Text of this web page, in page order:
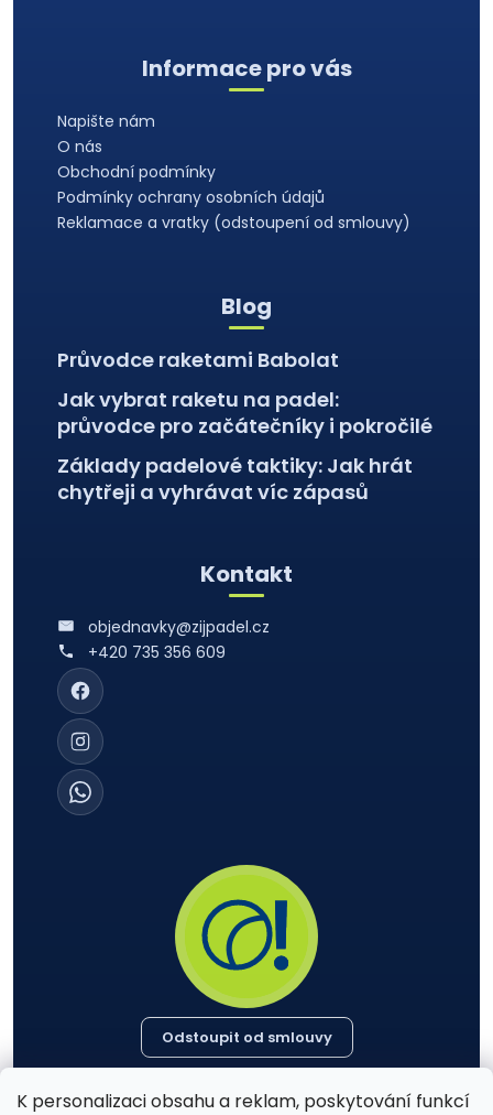
K personalizaci obsahu a reklam, poskytování funkcí
Informace pro vás
Napište nám
O nás
Obchodní podmínky
Podmínky ochrany osobních údajů
Reklamace a vratky (odstoupení od smlouvy)
Blog
Průvodce raketami Babolat
Jak vybrat raketu na padel:
průvodce pro začátečníky i pokročilé
Základy padelové taktiky: Jak hrát
chytřeji a vyhrávat víc zápasů
Kontakt
objednavky@zijpadel.cz
+420 735 356 609
Odstoupit od smlouvy